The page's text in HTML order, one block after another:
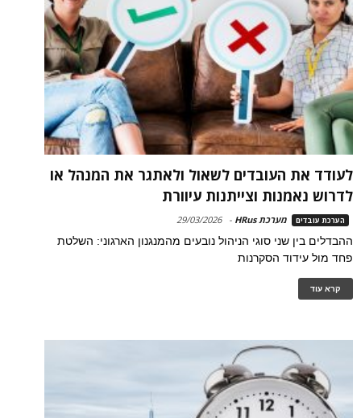
לעודד את העובדים לשאול ולאתגר את המנהל או
לדרוש נאמנות וצייתנות עיוורת
הערכת עובדים מערכת HRus -
29/03/2026
ההבדלים בין שני סוגי הניהול נובעים מהמנגנון הארגוני: השלטת
פחד מול עידוד הסקרנות
קרא עוד